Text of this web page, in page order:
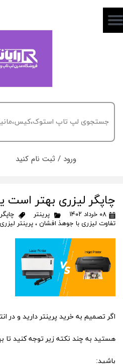
ورود / ثبت نام کنید
حساب کاربری من
خروج از حساب کاربری
چاپگر لیزری بهتر است
۰۸ خرداد ۱۴۰۲ پرینتر
تفاوت لیزری با جوهذ افشان ، پرینتر لیزری
اگر تصمیم به خرید پرینتر دارید و در
هستید به چند نکته زیر توجه کنید تا
باشید: